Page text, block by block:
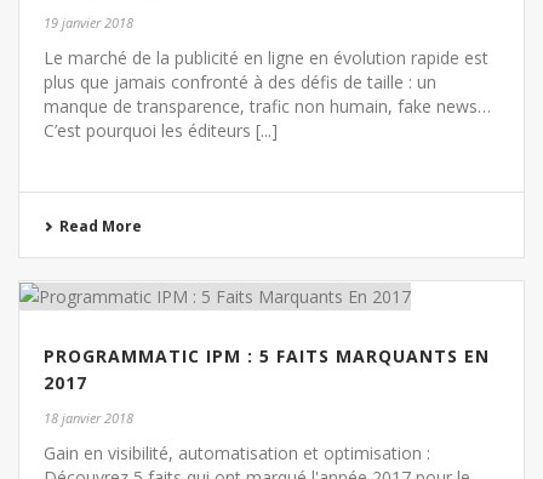
19 janvier 2018
Le marché de la publicité en ligne en évolution rapide est
plus que jamais confronté à des défis de taille : un
manque de transparence, trafic non humain, fake news…
C’est pourquoi les éditeurs [...]
Read More
PROGRAMMATIC IPM : 5 FAITS MARQUANTS EN
2017
18 janvier 2018
Gain en visibilité, automatisation et optimisation :